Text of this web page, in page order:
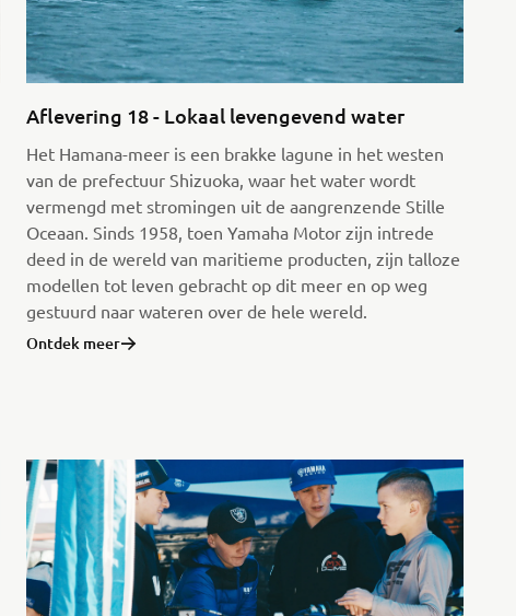
Aflevering 18 - Lokaal levengevend water
Het Hamana-meer is een brakke lagune in het westen
van de prefectuur Shizuoka, waar het water wordt
vermengd met stromingen uit de aangrenzende Stille
Oceaan. Sinds 1958, toen Yamaha Motor zijn intrede
deed in de wereld van maritieme producten, zijn talloze
modellen tot leven gebracht op dit meer en op weg
gestuurd naar wateren over de hele wereld.
Ontdek meer